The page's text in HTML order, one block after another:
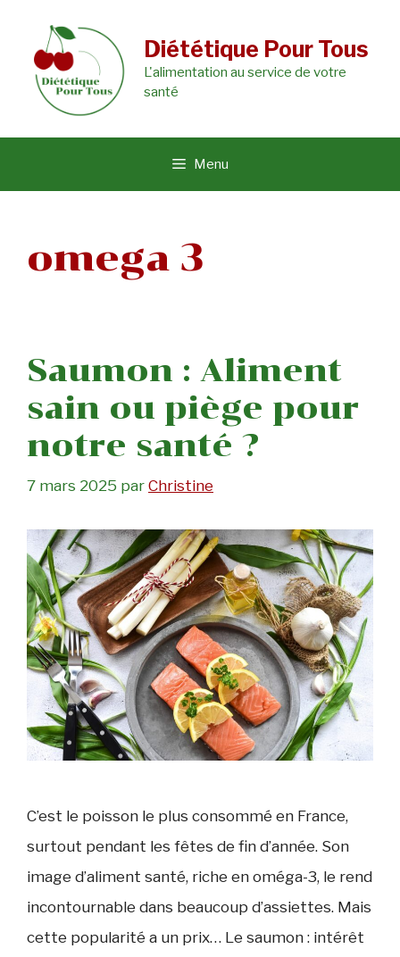
contenu
Diététique Pour Tous
L'alimentation au service de votre
santé
Menu
omega 3
Saumon : Aliment
sain ou piège pour
notre santé ?
7 mars 2025 par Christine
C’est le poisson le plus consommé en France,
surtout pendant les fêtes de fin d’année. Son
image d’aliment santé, riche en oméga-3, le rend
incontournable dans beaucoup d’assiettes. Mais
cette popularité a un prix… Le saumon : intérêt